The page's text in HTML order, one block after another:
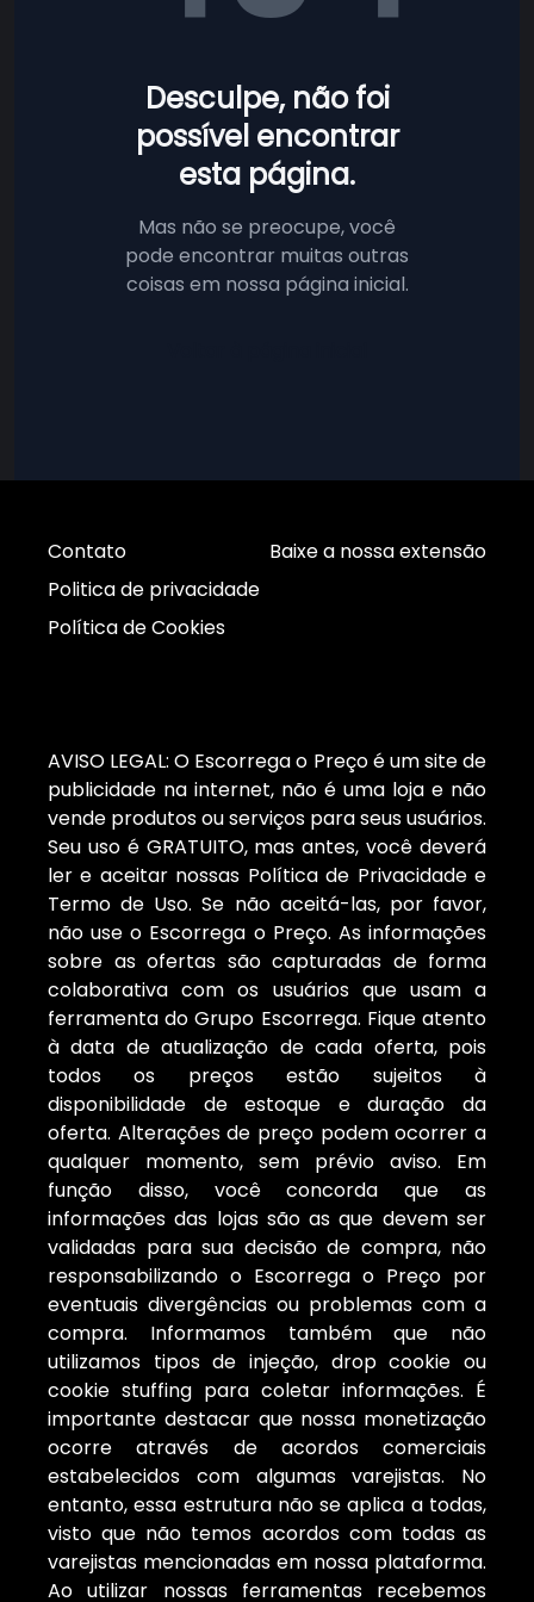
Desculpe, não foi
possível encontrar
esta página.
Mas não se preocupe, você
pode encontrar muitas outras
coisas em nossa página inicial.
Contato
Politica de privacidade
Política de Cookies
Baixe a nossa extensão
AVISO LEGAL: O Escorrega o Preço é um site de
publicidade na internet, não é uma loja e não
vende produtos ou serviços para seus usuários.
Seu uso é GRATUITO, mas antes, você deverá
ler e aceitar nossas Política de Privacidade e
Termo de Uso. Se não aceitá-las, por favor,
não use o Escorrega o Preço. As informações
sobre as ofertas são capturadas de forma
colaborativa com os usuários que usam a
ferramenta do Grupo Escorrega. Fique atento
à data de atualização de cada oferta, pois
todos os preços estão sujeitos à
disponibilidade de estoque e duração da
oferta. Alterações de preço podem ocorrer a
qualquer momento, sem prévio aviso. Em
função disso, você concorda que as
informações das lojas são as que devem ser
validadas para sua decisão de compra, não
responsabilizando o Escorrega o Preço por
eventuais divergências ou problemas com a
compra. Informamos também que não
utilizamos tipos de injeção, drop cookie ou
cookie stuffing para coletar informações. É
importante destacar que nossa monetização
ocorre através de acordos comerciais
estabelecidos com algumas varejistas. No
entanto, essa estrutura não se aplica a todas,
visto que não temos acordos com todas as
varejistas mencionadas em nossa plataforma.
Ao utilizar nossas ferramentas recebemos